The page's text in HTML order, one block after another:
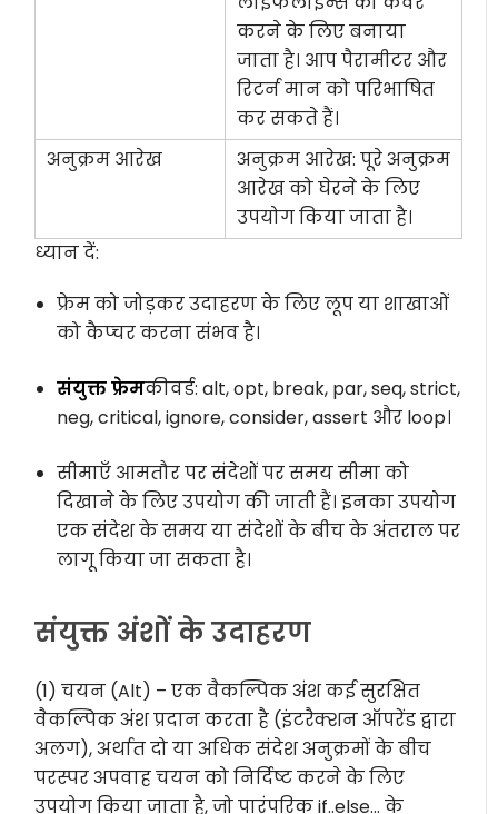
करने के लिए बनाया
जाता है। आप पैरामीटर और
रिटर्न मान को परिभाषित
कर सकते हैं।
अनुक्रम आरेख
अनुक्रम आरेख: पूरे अनुक्रम
आरेख को घेरने के लिए
उपयोग किया जाता है।
ध्यान दें:
फ्रेम को जोड़कर उदाहरण के लिए लूप या शाखाओं
को कैप्चर करना संभव है।
संयुक्त फ्रेमकीवर्ड: alt, opt, break, par, seq, strict,
neg, critical, ignore, consider, assert और loop।
सीमाएँ आमतौर पर संदेशों पर समय सीमा को
दिखाने के लिए उपयोग की जाती हैं। इनका उपयोग
एक संदेश के समय या संदेशों के बीच के अंतराल पर
लागू किया जा सकता है।
संयुक्त अंशों के उदाहरण
(1) चयन (Alt) – एक वैकल्पिक अंश कई सुरक्षित
वैकल्पिक अंश प्रदान करता है (इंटरैक्शन ऑपरेंड द्वारा
अलग), अर्थात दो या अधिक संदेश अनुक्रमों के बीच
परस्पर अपवाह चयन को निर्दिष्ट करने के लिए
उपयोग किया जाता है, जो पारंपरिक if..else… के